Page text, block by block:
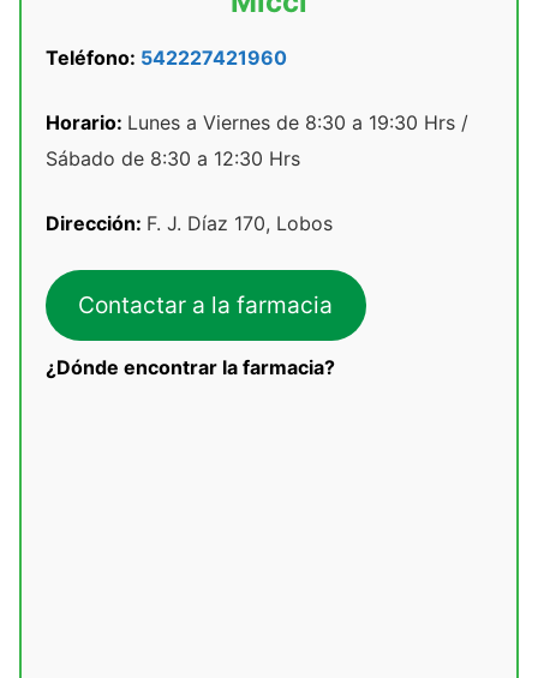
Teléfono: 542227421960
Horario: Lunes a Viernes de 8:30 a 19:30 Hrs /
Sábado de 8:30 a 12:30 Hrs
Dirección: F. J. Díaz 170, Lobos
Contactar a la farmacia
¿Dónde encontrar la farmacia?